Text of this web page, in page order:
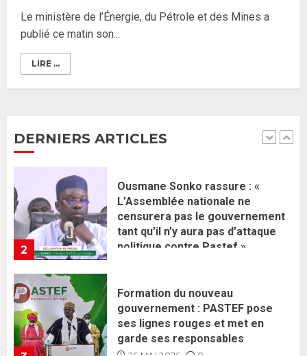
Le ministère de l’Énergie, du Pétrole et des Mines a
publié ce matin son...
LIRE ...
DERNIERS ARTICLES
1
membres
2
politique contre Pastef »
3
Formation du nouveau
gouvernement : PASTEF pose
ses lignes rouges et met en
garde ses responsables
26 MAI 2026 0
Réintégration de Sonko à
l’Assemblée nationale : Adji
Mergane Kanouté défend la
majorité parlementaire